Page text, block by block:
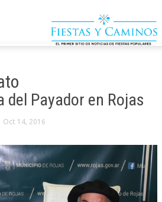
del Payador en Rojas
Oct 14, 2016